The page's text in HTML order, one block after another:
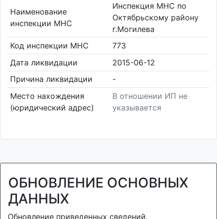
Наименование
инспекции МНС
Инспекция МНС по
Октябрьскому району
г.Могилева
Код инспекции МНС
773
Дата ликвидации
2015-06-12
Причина ликвидации
-
Место нахождения
(юридический адрес)
В отношении ИП не
указывается
ОБНОВЛЕНИЕ ОСНОВНЫХ
ДАННЫХ
Обновление приведенных сведений.